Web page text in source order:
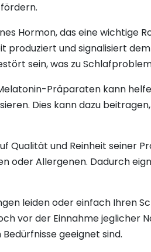
Hormon, das eine wichtige
produziert und signalisiert
sein, was zu
Präparaten kann
Dies kann dazu
Qualität und Reinheit seiner
oder Allergenen. Dadurch
leiden oder einfach Ihren
vor der Einnahme
geeignet sind.